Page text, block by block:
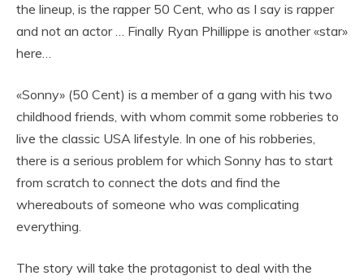
the lineup, is the rapper 50 Cent, who as I say is rapper
and not an actor … Finally Ryan Phillippe is another «star»
here…
«Sonny» (50 Cent) is a member of a gang with his two
childhood friends, with whom commit some robberies to
live the classic USA lifestyle. In one of his robberies,
there is a serious problem for which Sonny has to start
from scratch to connect the dots and find the
whereabouts of someone who was complicating
everything.
The story will take the protagonist to deal with the